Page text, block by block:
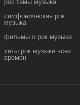
рок темы музыка
симфоническая рок
музыка
фильмы о рок музыке
хиты рок музыки всех
времен